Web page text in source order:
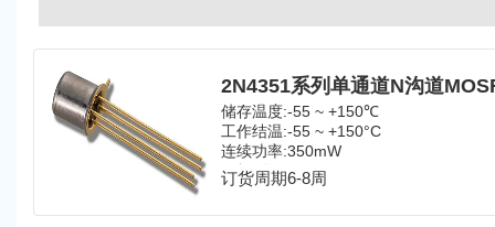
2N4351系列单通道N沟道
储存温度:-55 ~ +150℃
工作结温:-55 ~ +150°C
连续功率:350mW
漏极到源:20mA
漏至阀体:25V
漏极到源端:25V
订货周期6-8周